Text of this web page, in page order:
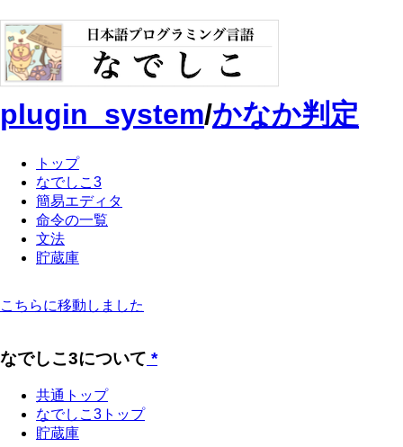
plugin_system/かなか判定
トップ
なでしこ3
簡易エディタ
命令の一覧
文法
貯蔵庫
こちらに移動しました
なでしこ3について *
共通トップ
なでしこ3トップ
貯蔵庫